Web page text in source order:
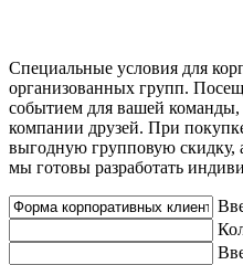
Специальные условия для
организованных групп.
событием для вашей
компании друзей. При
выгодную групповую скидку,
мы готовы разработать